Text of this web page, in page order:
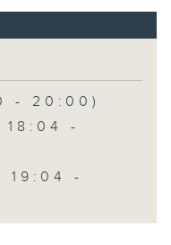
- 20:00)
18:04 -
19:04 -